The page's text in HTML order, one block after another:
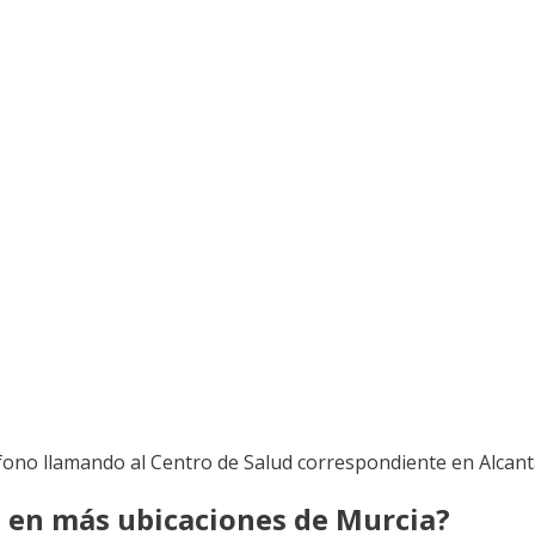
llamando al Centro de Salud correspondiente en
más ubicaciones de Murcia?